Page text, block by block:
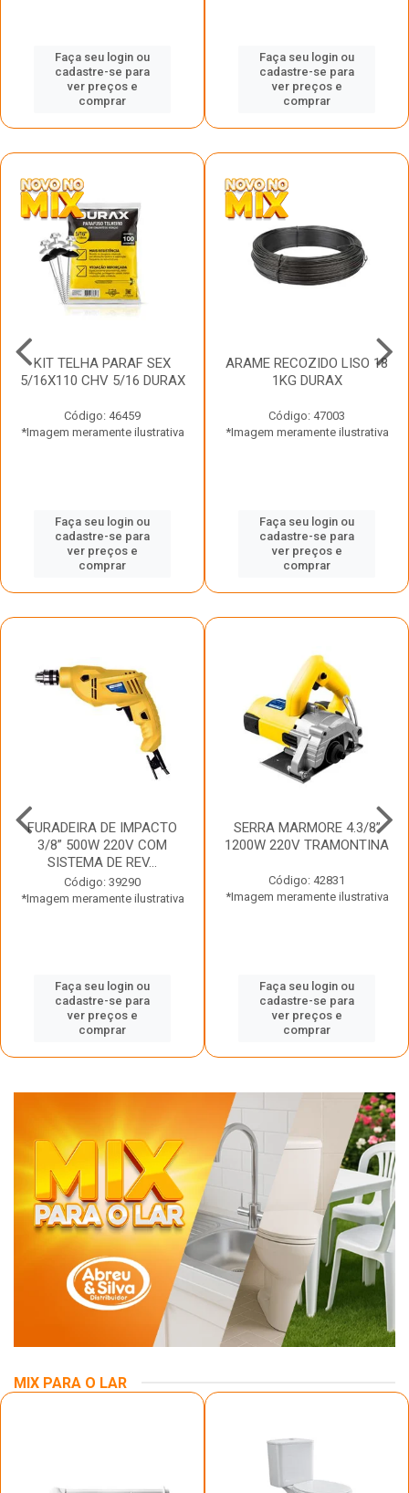
Faça seu login ou
cadastre-se para
ver preços e
comprar
Faça seu login ou
cadastre-se para
ver preços e
comprar
KIT TELHA PARAF SEX
5/16X110 CHV 5/16 DURAX
Código: 46459
*Imagem meramente ilustrativa
Faça seu login ou
cadastre-se para
ver preços e
comprar
ARAME RECOZIDO LISO 18
1KG DURAX
Código: 47003
*Imagem meramente ilustrativa
Faça seu login ou
cadastre-se para
ver preços e
comprar
FURADEIRA DE IMPACTO
3/8” 500W 220V COM
SISTEMA DE REV...
Código: 39290
*Imagem meramente ilustrativa
Faça seu login ou
cadastre-se para
ver preços e
comprar
SERRA MARMORE 4.3/8”
1200W 220V TRAMONTINA
Código: 42831
*Imagem meramente ilustrativa
Faça seu login ou
cadastre-se para
ver preços e
comprar
MIX PARA O LAR